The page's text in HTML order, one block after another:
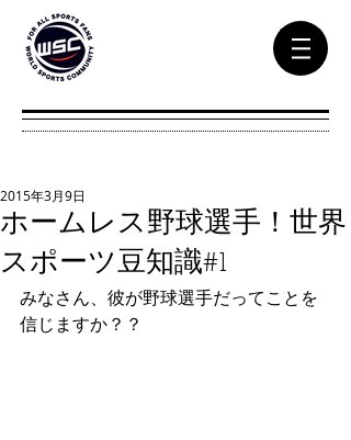
ホームレス野球選手！世界
スポーツ豆知識#1
2015年3月9日
みなさん、彼が野球選手だってことを
信じますか？？